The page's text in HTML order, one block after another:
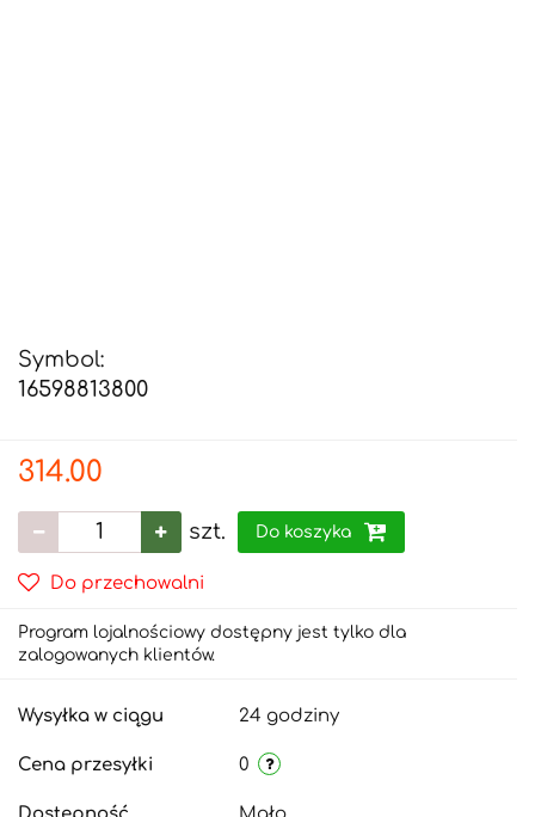
Symbol:
16598813800
314.00
szt. Do koszyka
Do przechowalni
Program lojalnościowy dostępny jest tylko dla
zalogowanych klientów.
Wysyłka w ciągu 24 godziny
Cena przesyłki 0